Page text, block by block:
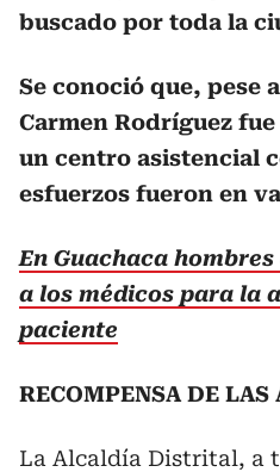
buscado por toda la
Se conoció que, pese
Carmen Rodríguez
un centro asistencial
esfuerzos fueron en
En Guachaca
a los médicos para la
paciente
RECOMPENSA DE LAS
La Alcaldía Distrital, a